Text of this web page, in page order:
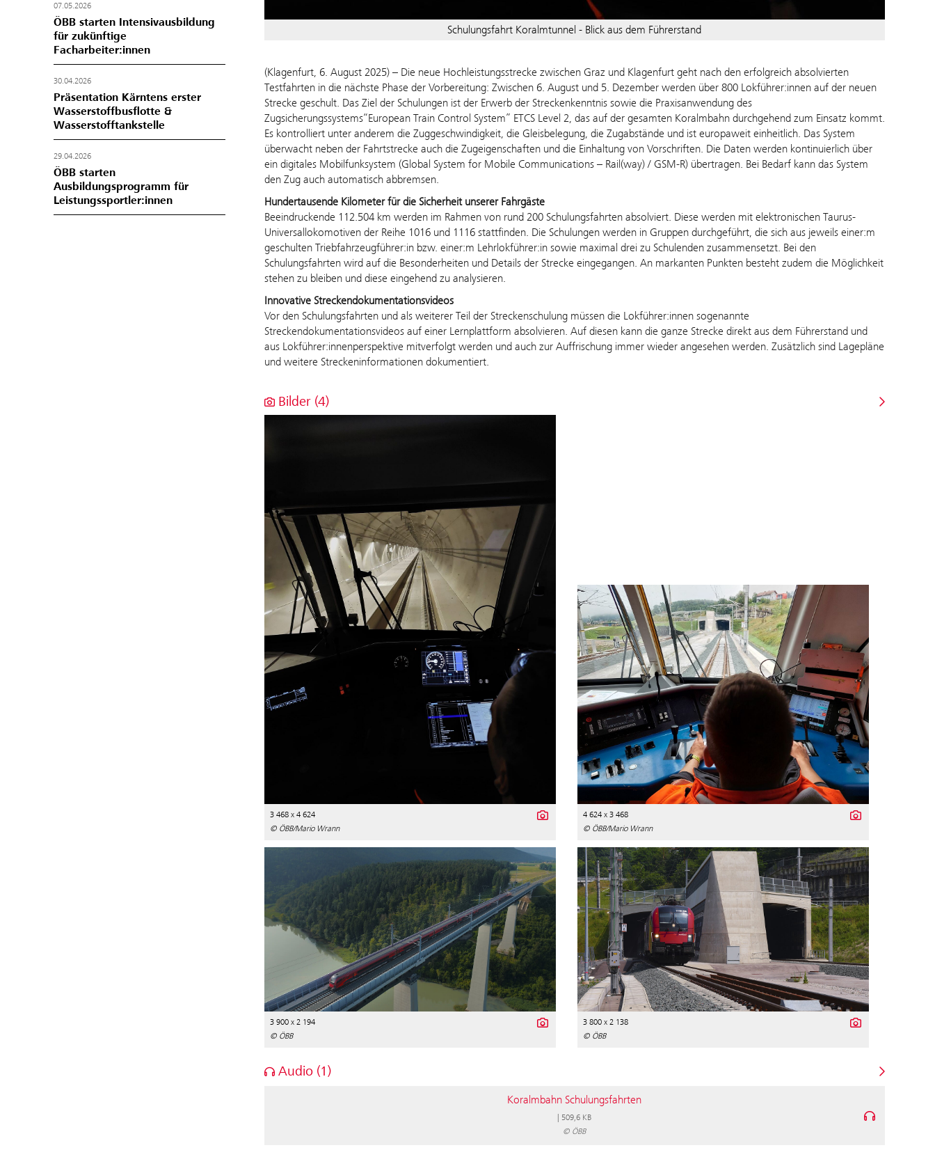
07.05.2026
ÖBB starten Intensivausbildung
für zukünftige
Facharbeiter:innen
30.04.2026
Präsentation Kärntens erster
Wasserstoffbusflotte &
Wasserstofftankstelle
29.04.2026
ÖBB starten
Ausbildungsprogramm für
Leistungssportler:innen
Schulungsfahrt Koralmtunnel - Blick aus dem Führerstand
(Klagenfurt, 6. August 2025) – Die neue Hochleistungsstrecke zwischen Graz und Klagenfurt geht nach den erfolgreich absolvierten
Testfahrten in die nächste Phase der Vorbereitung: Zwischen 6. August und 5. Dezember werden über 800 Lokführer:innen auf der neuen
Strecke geschult. Das Ziel der Schulungen ist der Erwerb der Streckenkenntnis sowie die Praxisanwendung des
Zugsicherungssystems“European Train Control System” ETCS Level 2, das auf der gesamten Koralmbahn durchgehend zum Einsatz kommt.
Es kontrolliert unter anderem die Zuggeschwindigkeit, die Gleisbelegung, die Zugabstände und ist europaweit einheitlich. Das System
überwacht neben der Fahrtstrecke auch die Zugeigenschaften und die Einhaltung von Vorschriften. Die Daten werden kontinuierlich über
ein digitales Mobilfunksystem (Global System for Mobile Communications – Rail(way) / GSM-R) übertragen. Bei Bedarf kann das System
den Zug auch automatisch abbremsen.
Hundertausende Kilometer für die Sicherheit unserer Fahrgäste
Beeindruckende 112.504 km werden im Rahmen von rund 200 Schulungsfahrten absolviert. Diese werden mit elektronischen Taurus-
Universallokomotiven der Reihe 1016 und 1116 stattfinden. Die Schulungen werden in Gruppen durchgeführt, die sich aus jeweils einer:m
geschulten Triebfahrzeugführer:in bzw. einer:m Lehrlokführer:in sowie maximal drei zu Schulenden zusammensetzt. Bei den
Schulungsfahrten wird auf die Besonderheiten und Details der Strecke eingegangen. An markanten Punkten besteht zudem die Möglichkeit
stehen zu bleiben und diese eingehend zu analysieren.
Innovative Streckendokumentationsvideos
Vor den Schulungsfahrten und als weiterer Teil der Streckenschulung müssen die Lokführer:innen sogenannte
Streckendokumentationsvideos auf einer Lernplattform absolvieren. Auf diesen kann die ganze Strecke direkt aus dem Führerstand und
aus Lokführer:innenperspektive mitverfolgt werden und auch zur Auffrischung immer wieder angesehen werden. Zusätzlich sind Lagepläne
und weitere Streckeninformationen dokumentiert.
Bilder (4)
3 468 x 4 624
© ÖBB/Mario Wrann
4 624 x 3 468
© ÖBB/Mario Wrann
3 900 x 2 194
© ÖBB
3 800 x 2 138
© ÖBB
Audio (1)
Koralmbahn Schulungsfahrten
509,6 KB
© ÖBB